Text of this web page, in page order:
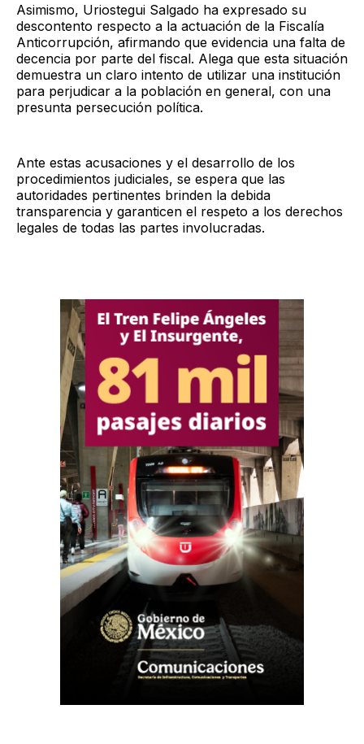
Asimismo, Uriostegui Salgado ha expresado su
descontento respecto a la actuación de la Fiscalía
Anticorrupción, afirmando que evidencia una falta de
decencia por parte del fiscal. Alega que esta situación
demuestra un claro intento de utilizar una institución
para perjudicar a la población en general, con una
presunta persecución política.
Ante estas acusaciones y el desarrollo de los
procedimientos judiciales, se espera que las
autoridades pertinentes brinden la debida
transparencia y garanticen el respeto a los derechos
legales de todas las partes involucradas.